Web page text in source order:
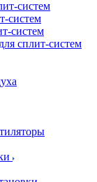
систем
систем
систем
сплит-систем